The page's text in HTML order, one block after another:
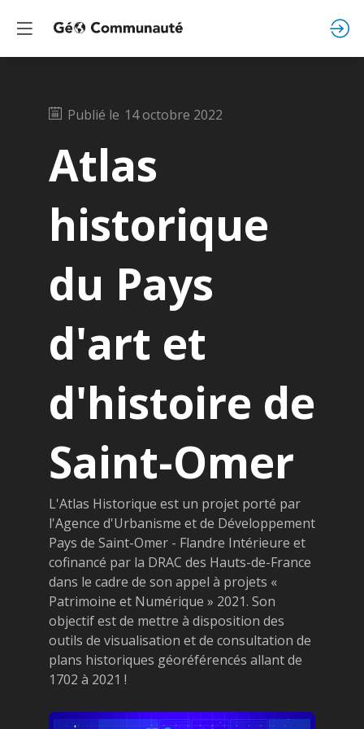
Publié le 14 octobre 2022
Atlas
historique
du Pays
d'art et
d'histoire de
Saint-Omer
L'Atlas Historique est un projet porté par
l'Agence d'Urbanisme et de Développement
Pays de Saint-Omer - Flandre Intérieure et
cofinancé par la DRAC des Hauts-de-France
dans le cadre de son appel à projets «
Patrimoine et Numérique » 2021. Son
objectif est de mettre à disposition des
outils de visualisation et de consultation de
plans historiques géoréférencés allant de
1702 à 2021 !